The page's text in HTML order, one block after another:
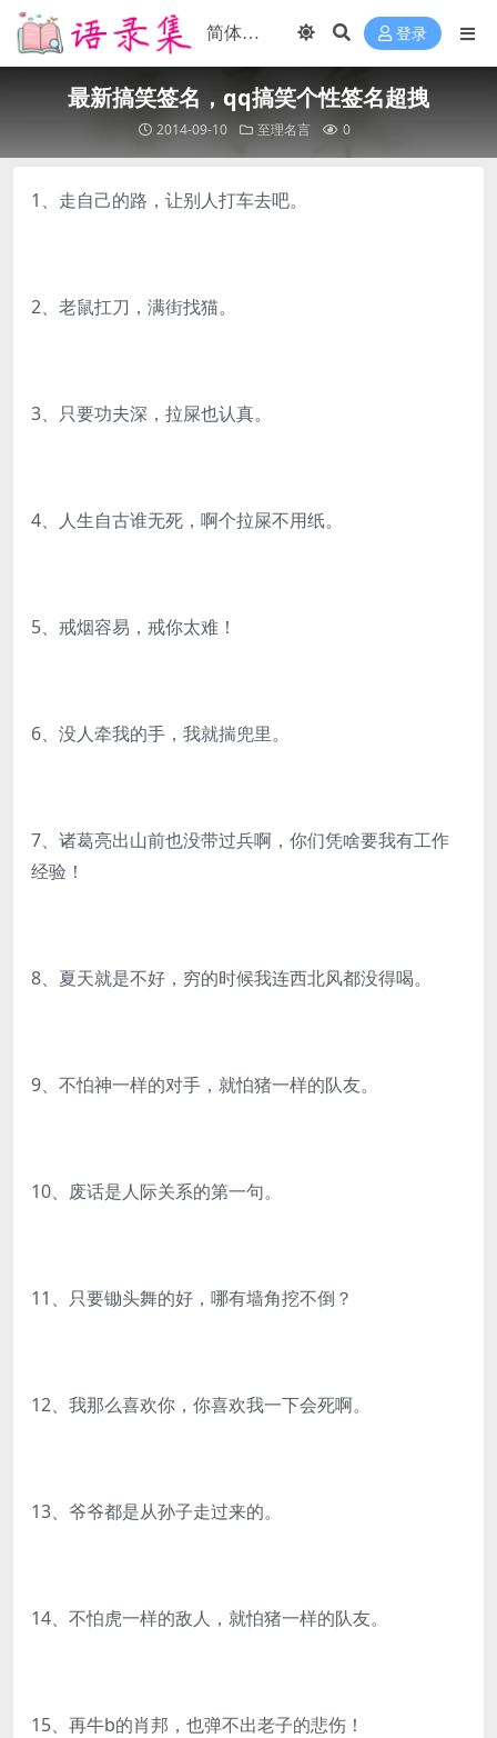
登录
最新搞笑签名，qq搞笑个性签名超拽
2014-09-10 至理名言 0
1、走自己的路，让别人打车去吧。
2、老鼠扛刀，满街找猫。
3、只要功夫深，拉屎也认真。
4、人生自古谁无死，啊个拉屎不用纸。
5、戒烟容易，戒你太难！
6、没人牵我的手，我就揣兜里。
7、诸葛亮出山前也没带过兵啊，你们凭啥要我有工作
经验！
8、夏天就是不好，穷的时候我连西北风都没得喝。
9、不怕神一样的对手，就怕猪一样的队友。
10、废话是人际关系的第一句。
11、只要锄头舞的好，哪有墙角挖不倒？
12、我那么喜欢你，你喜欢我一下会死啊。
13、爷爷都是从孙子走过来的。
14、不怕虎一样的敌人，就怕猪一样的队友。
15、再牛b的肖邦，也弹不出老子的悲伤！